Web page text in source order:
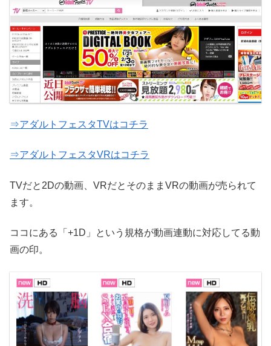
⇒アダルトフェスタTVはコチラ
⇒アダルトフェスタVRはコチラ
TVだと2Dの動画、VRだとそのままVRの動画が売られて
ます。
ココにある「+1D」という規格が動画連動に対応してる動
画の印。